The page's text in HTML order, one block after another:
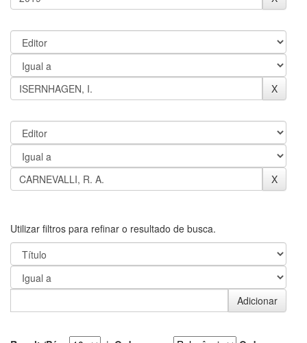
Utilizar filtros para refinar o resultado de busca.